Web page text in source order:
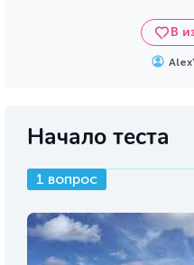
В
Начало теста
1 вопрос